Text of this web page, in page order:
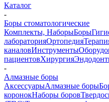
Каталог
-
Боры стоматологические
Комплекты, НаборыБоры
лабораторияОртопедия
каналовИнструменты
пациентовХирургия
-
Алмазные боры
АксессуарыАлмазные боры
коронокНаборы боров